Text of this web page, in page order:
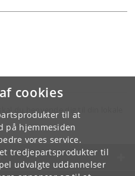
cookies
til at
på hjemmesiden
vores service.
tredjepartsprodukter til
udvalgte uddannelser
du henvende dig til din lokale